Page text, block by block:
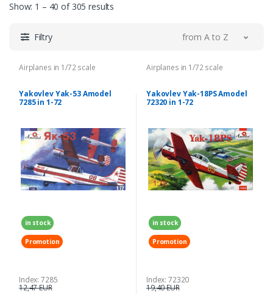
Show: 1 – 40 of 305 results
Filtry from A to Z
Airplanes in 1/72 scale
Yakovlev Yak-53 Amodel
7285 in 1-72
in stock
Promotion
Index: 7285
12,47 EUR
Airplanes in 1/72 scale
Yakovlev Yak-18PS Amodel
72320 in 1-72
in stock
Promotion
Index: 72320
19,40 EUR